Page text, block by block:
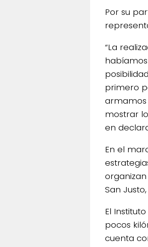
Por su
“La
primero
armamos
mostrar
en
En el
San
El
pocos
cuenta